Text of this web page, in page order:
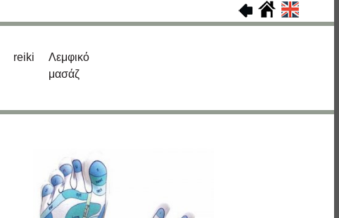
reiki
Λεμφικό
μασάζ